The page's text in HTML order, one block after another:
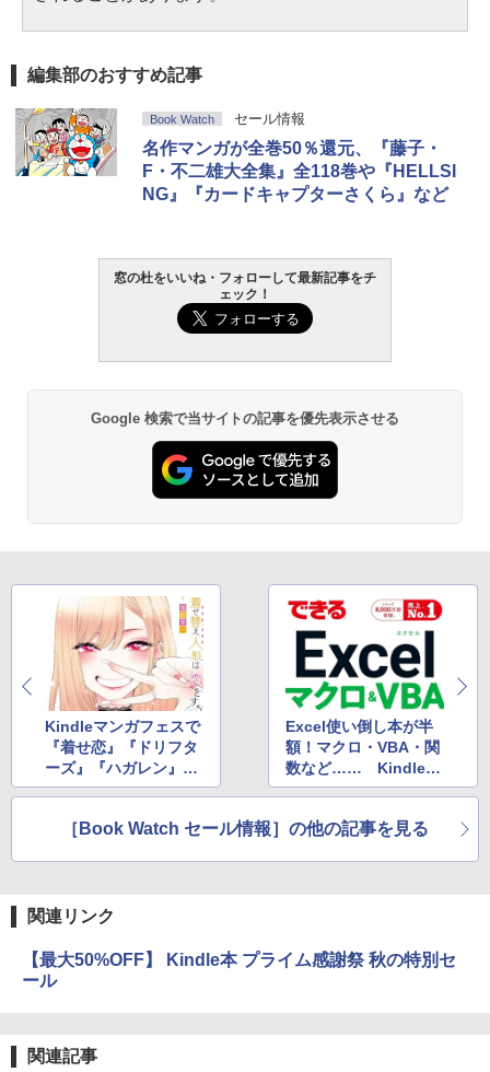
編集部のおすすめ記事
Book Watch セール情報
名作マンガが全巻50％還元、『藤子・
F・不二雄大全集』全118巻や『HELLSI
NG』『カードキャプターさくら』など
窓の杜をいいね・フォローして最新記事をチ
ェック！
Google 検索で当サイトの記事を優先表示させる
Kindleマンガフェスで
『着せ恋』『ドリフタ
ーズ』『ハガレン』
『MASTERキートン』
Excel使い倒し本が半
額！マクロ・VBA・関
数など…… Kindle本
秋の特別セール
［Book Watch セール情報］の他の記事を見る
関連リンク
【最大50%OFF】 Kindle本 プライム感謝祭 秋の特別セ
ール
関連記事